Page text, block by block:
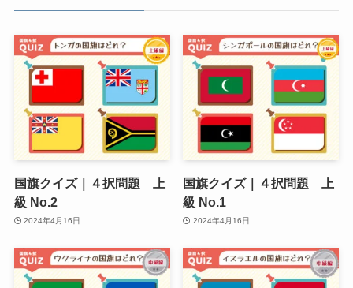
国旗クイズ｜４択問題 上
級 No.2
2024年4月16日
国旗クイズ｜４択問題 上
級 No.1
2024年4月16日